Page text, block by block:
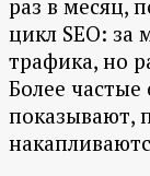
раз в месяц,
цикл SEO: за
трафика, но
Более
показывают,